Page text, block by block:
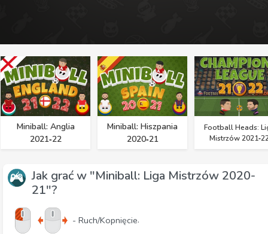
Miniball: Anglia
2021‑22
Miniball: Hiszpania
2020‑21
Football Heads:
Mistrzów
Jak grać w "Miniball: Liga Mistrzów 2020-
21"?
- Ruch/Kopnięcie.